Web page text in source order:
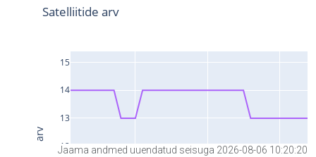
Jaama andmed uuendatud seisuga 2026-08-06 10:20:20